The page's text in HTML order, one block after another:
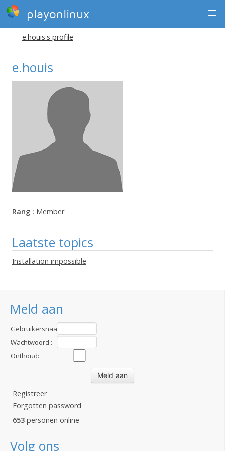
playonlinux
Meld aan
Gebruikersnaam
:Wachtwoord :
Onthoud:
Registreer
Forgotten password
653 personen online
Volg ons
e.houis's profile
e.houis
Rang : Member
Laatste topics
Installation impossible